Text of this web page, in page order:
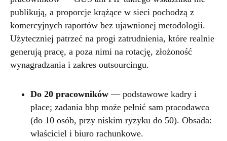
publikują, a proporcje krążące w sieci pochodzą z
komercyjnych raportów bez ujawnionej metodologii.
Użyteczniej patrzeć na progi zatrudnienia, które realnie
generują pracę, a poza nimi na rotację, złożoność
wynagradzania i zakres outsourcingu.
Do 20 pracowników — podstawowe kadry i
płace; zadania bhp może pełnić sam pracodawca
(do 10 osób, przy niskim ryzyku do 50). Obsada:
właściciel i biuro rachunkowe.